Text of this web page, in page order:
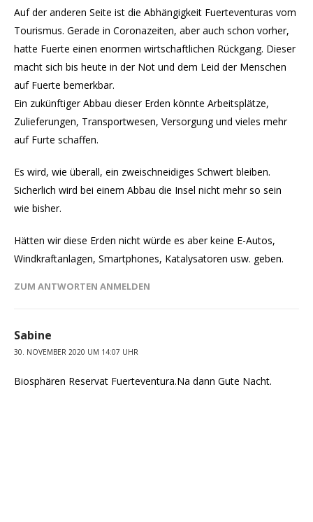
Auf der anderen Seite ist die Abhängigkeit Fuerteventuras vom
Tourismus. Gerade in Coronazeiten, aber auch schon vorher,
hatte Fuerte einen enormen wirtschaftlichen Rückgang. Dieser
macht sich bis heute in der Not und dem Leid der Menschen
auf Fuerte bemerkbar.
Ein zukünftiger Abbau dieser Erden könnte Arbeitsplätze,
Zulieferungen, Transportwesen, Versorgung und vieles mehr
auf Furte schaffen.
Es wird, wie überall, ein zweischneidiges Schwert bleiben.
Sicherlich wird bei einem Abbau die Insel nicht mehr so sein
wie bisher.
Hätten wir diese Erden nicht würde es aber keine E-Autos,
Windkraftanlagen, Smartphones, Katalysatoren usw. geben.
ZUM ANTWORTEN ANMELDEN
Sabine
30. NOVEMBER 2020 UM 14:07 UHR
Biosphären Reservat Fuerteventura.Na dann Gute Nacht.